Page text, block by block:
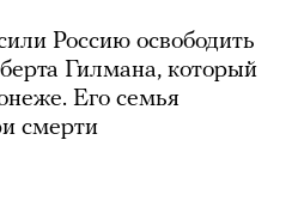
Россию освободить
Гилмана, который
Его семья
смерти